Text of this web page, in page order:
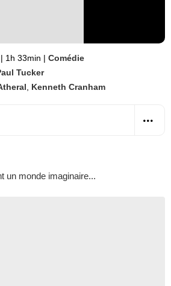
| 1h 33min | Comédie
Tucker
Kenneth Cranham
un monde imaginaire...